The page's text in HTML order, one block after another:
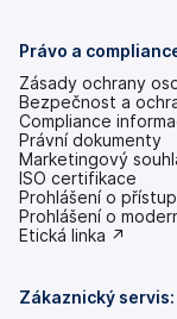
Právo a
Zásady ochrany
Bezpečnost a
Compliance
Právní dokumenty
Marketingový
ISO certifikace
Prohlášení o
(se
v
Prohlášení o
(se
záložkách)
Etická linka ↗
Zákaznický servis: